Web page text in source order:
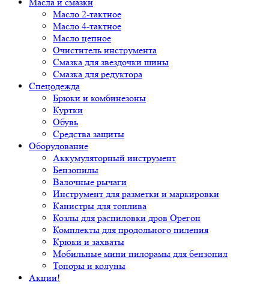
Масло 2-тактное
Масло 4-тактное
Масло цепное
Очиститель инструмента
Смазка для звездочки шины
Смазка для редуктора
Спецодежда
Брюки и комбинезоны
Куртки
Обувь
Средства защиты
Оборудование
Аккумуляторный инструмент
Бензопилы
Валочные рычаги
Инструмент для разметки и маркировки
Канистры для топлива
Козлы для распиловки дров Орегон
Комплекты для продольного пиления
Крюки и захваты
Мобильные мини пилорамы для бензопил
Топоры и колуны
Акции!